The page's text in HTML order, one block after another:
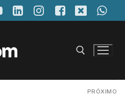
PRÓXIMO